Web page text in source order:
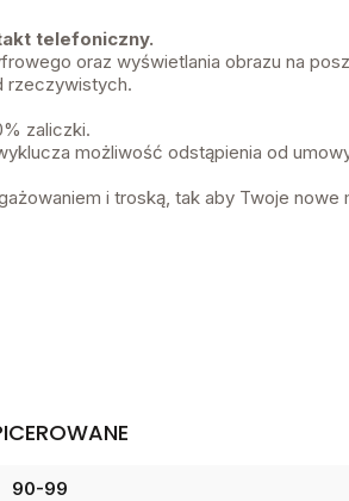
telefoniczny.
oraz wyświetlania obrazu na
rzeczywistych.
zaliczki.
możliwość odstąpienia od
i troską, tak aby Twoje nowe
90-99